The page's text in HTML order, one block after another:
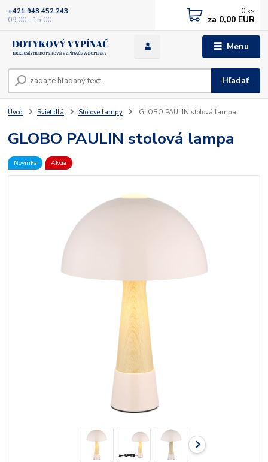
Menu
Hľadať
+421 948 452 243
09:00 - 15:00
0 ks
za 0,00 EUR
Úvod Svietidlá Stolové lampy GLOBO PAULIN stolová lampa
GLOBO PAULIN stolová lampa
Novinka Akcia